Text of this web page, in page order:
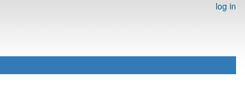
log in